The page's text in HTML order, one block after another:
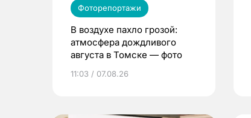
Фоторепортажи
В воздухе пахло грозой:
атмосфера дождливого
августа в Томске — фото
11:03 / 07.08.26